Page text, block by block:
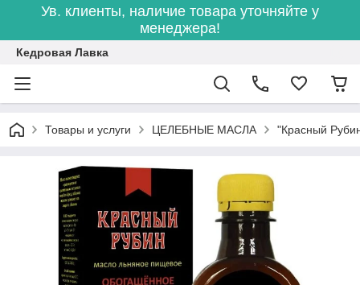
Ув. клиенты, наличие товара уточняйте у
менеджера!
Кедровая Лавка
Товары и услуги ЦЕЛЕБНЫЕ МАСЛА "Красный